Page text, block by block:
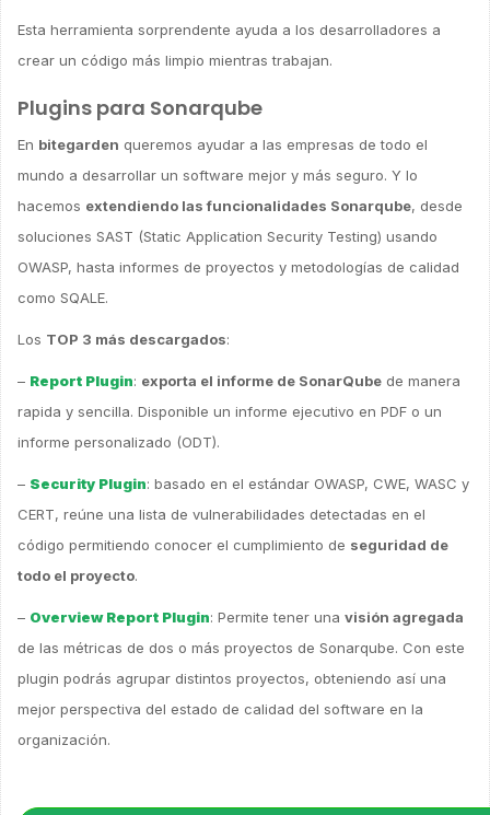
Esta herramienta sorprendente ayuda a los desarrolladores a
crear un código más limpio mientras trabajan.
Plugins para Sonarqube
En bitegarden queremos ayudar a las empresas de todo el
mundo a desarrollar un software mejor y más seguro. Y lo
hacemos extendiendo las funcionalidades Sonarqube, desde
soluciones SAST (Static Application Security Testing) usando
OWASP, hasta informes de proyectos y metodologías de calidad
como SQALE.
Los TOP 3 más descargados:
– Report Plugin: exporta el informe de SonarQube de manera
rapida y sencilla. Disponible un informe ejecutivo en PDF o un
informe personalizado (ODT).
– Security Plugin: basado en el estándar OWASP, CWE, WASC y
CERT, reúne una lista de vulnerabilidades detectadas en el
código permitiendo conocer el cumplimiento de seguridad de
todo el proyecto.
– Overview Report Plugin: Permite tener una visión agregada
de las métricas de dos o más proyectos de Sonarqube. Con este
plugin podrás agrupar distintos proyectos, obteniendo así una
mejor perspectiva del estado de calidad del software en la
organización.